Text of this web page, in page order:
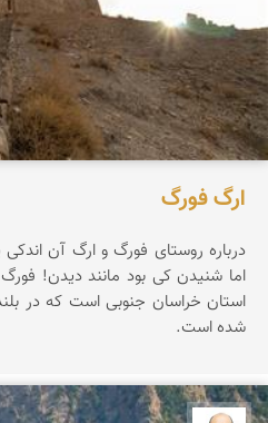
ارگ فورگ
درباره روستای فورگ و ارگ آن
اما شنیدن کی بود مانند دیدن!
استان خراسان جنوبی است که در
شده است.